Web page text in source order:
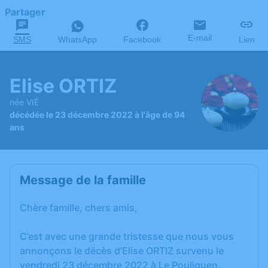
Partager
SMS WhatsApp Facebook E-mail Lien
Elise ORTIZ
née VIÉ
décédée le 23 décembre 2022 à l'âge de 94
ans
Message de la famille
Chère famille, chers amis,
C’est avec une grande tristesse que nous vous
annonçons le décès d’Elise ORTIZ survenu le
vendredi 23 décembre 2022 à Le Pouliguen.